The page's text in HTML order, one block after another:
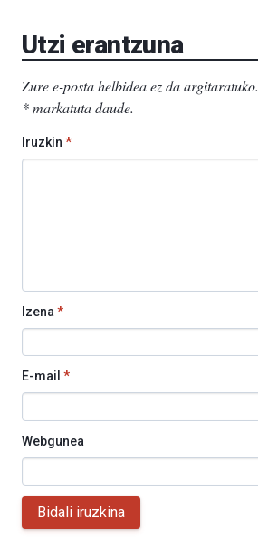
Utzi erantzuna
Zure e-posta helbidea ez da argitaratuko.
*markatuta daude.
Iruzkin *
Izena *
E-mail *
Webgunea
Bidali iruzkina